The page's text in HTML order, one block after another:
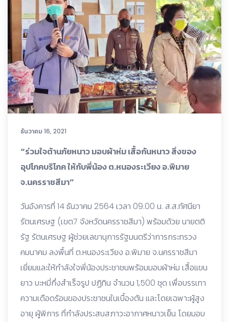
ธันวาคม 16, 2021
“ร่วมใจต้านภัยหนาว มอบผ้าห่ม เสื้อกันหนาว สิ่งของ
อุปโภคบริโภค ให้กับพี่น้อง ต.หนองระเวียง อ.พิมาย
จ.นครราชสีมา”
วันอังคารที่ 14 ธันวาคม 2564 เวลา 09.00 น. ส.ส.ทัศนียา​
รัตนเศรษฐ (เขต7​ จังหวัดนครราชสีมา) พร้อมด้วย นายตติ
รัฐ รัตนเศรษฐ ผู้ช่วยเลขานุการรัฐมนตรีว่าการกระทรวง
คมนาคม ลงพื้นที่ ต.หนองระเวียง อ.พิมาย จ.นครราชสีมา
เยี่ยมและให้กำลังใจพี่น้องประชาชนพร้อมมอบผ้าห่ม เสื้อแขน
ยาว บะหมี่กึ่งสำเร็จรูป ปฏิทิน จำนวน 1,500 ชุด เพื่อบรรเทา
ความเดือดร้อนของประชาชนในเบื้องต้น และโดยเฉพาะผู้สูง
อายุ ผู้พิการ ที่กำลังประสบสภาวะอากาศหนาวเย็น โดยมอบ